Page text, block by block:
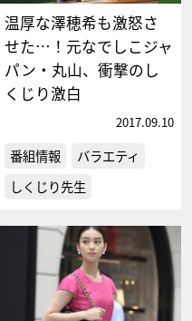
温厚な澤穂希も激怒さ
せた…！元なでしこジャ
パン・丸山、衝撃のし
くじり激白
2017.09.10
番組情報
バラエティ
しくじり先生